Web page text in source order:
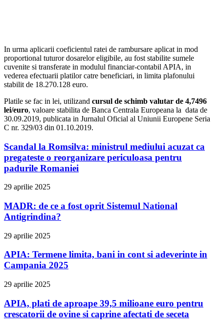
In urma aplicarii coeficientul ratei de rambursare aplicat in mod
proportional tuturor dosarelor eligibile, au fost stabilite sumele
cuvenite si transferate in modulul financiar-contabil APIA, in
vederea efectuarii platilor catre beneficiari, in limita plafonului
stabilit de 18.270.128 euro.
Platile se fac in lei, utilizand cursul de schimb valutar de 4,7496
lei/euro, valoare stabilita de Banca Centrala Europeana la data de
30.09.2019, publicata in Jurnalul Oficial al Uniunii Europene Seria
C nr. 329/03 din 01.10.2019.
Scandal la Romsilva: ministrul mediului acuzat ca
pregateste o reorganizare periculoasa pentru
padurile Romaniei
29 aprilie 2025
MADR: de ce a fost oprit Sistemul National
Antigrindina?
29 aprilie 2025
APIA: Termene limita, bani in cont si adeverinte in
Campania 2025
29 aprilie 2025
APIA, plati de aproape 39,5 milioane euro pentru
crescatorii de ovine si caprine afectati de seceta